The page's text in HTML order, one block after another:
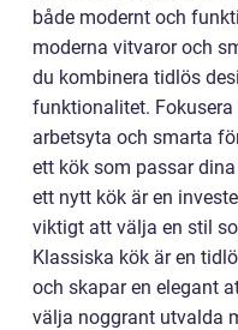
både modernt och
moderna vitvaror och
du kombinera tidlös
funktionalitet.
arbetsyta och smarta
ett kök som passar
ett nytt kök är en
viktigt att välja en stil
Klassiska kök är en
och skapar en elegant
välja noggrant utvalda